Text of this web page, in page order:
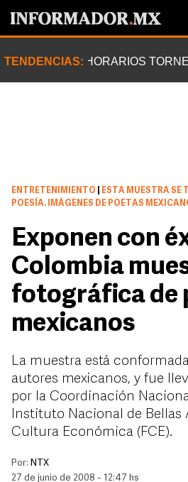
TENDENCIAS: HORARIOS
ENTRETENIMIENTO
ESTA MUESTRA SE
POESÍA. IMÁGENES DE POETAS
Exponen con
Colombia
fotográfica de
mexicanos
La muestra está
autores mexicanos, y fue
por la Coordinación
Instituto Nacional de Bellas
Cultura Económica (FCE).
Por: NTX
27 de junio de 2008 - 12:47 hs